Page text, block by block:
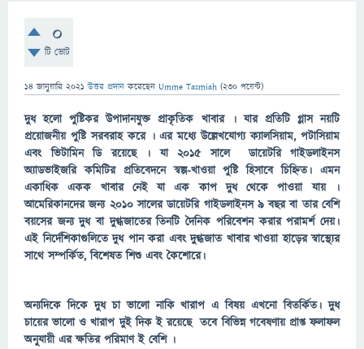
0
টি ভোট
14 জানুয়ারি 2021 উত্তর প্রদান করেছেন Umme Tasmiah (230 পয়েন্ট)
দুধ হলো পুষ্টিকর উপাদানযুক্ত প্রাকৃতিক খাবার । যার প্রতিটি গ্লাস নয়টি
প্রয়োজনীয় পুষ্টি সরবরাহ করে । এর মধ্যে উল্লেখযোগ্য ক্যালসিয়াম, পটাসিয়াম
এবং ভিটামিন ডি রয়েছে । যা ২০১৫ সালে ডায়েটরি গাইডলাইনস
অ্যাডভাইজরি কমিটির প্রতিবেদনে স্বল্প-খাওয়া পুষ্টি হিসাবে চিহ্নিত। এমন
একাধিক একক খাবার নেই যা এক কাপ দুধ থেকে পাওয়া যায় ।
আমেরিকানদের জন্য ২০১০ সালের ডায়েটরি গাইডলাইনস ৯ বছর বা তার বেশি
বয়সের জন্য দুধ বা দুগ্ধজাতের তিনটি দৈনিক পরিবেশন করার পরামর্শ দেয়।
এই নির্দেশিকাগুলিতে দুধ পান করা এবং দুগ্ধজাত খাবার খাওয়া হাড়ের স্বাস্থ্যের
সাথে সম্পর্কিত, বিশেষত শিশু এবং কৈশোরে।
অন্যদিকে দিকে দুধ চা ভালো নাকি খারাপ এ বিষয় এখনো বিতর্কিত। দুধ
চায়ের ভালো ও খারাপ দুই দিক ই রয়েছে তবে বিভিন্ন গবেষণায় প্রাপ্ত ফলাফল
অনুযায়ী এর ক্ষতির পরিমাণ ই বেশি ।